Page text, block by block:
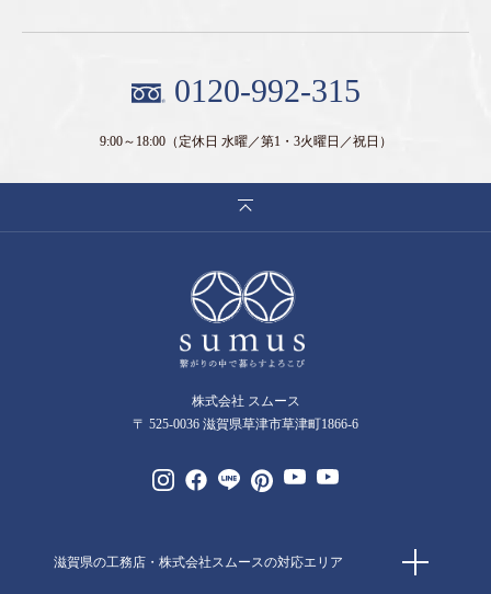
0120-992-315
9:00～18:00（定休日 水曜／第1・3火曜日／祝日）
株式会社 スムース
〒 525-0036 滋賀県草津市草津町1866-6
滋賀県の工務店・株式会社スムースの対応エリア